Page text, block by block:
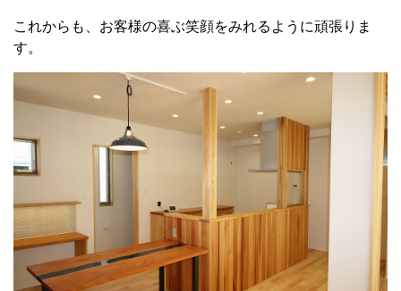
これからも、お客様の喜ぶ笑顔をみれるように頑張りま
す。